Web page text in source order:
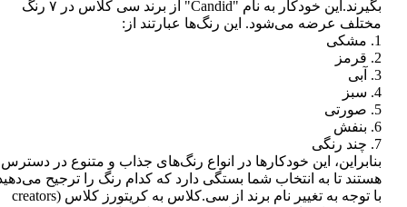
بگیرند.این خودکار به نام "Candid" از برند سی کلاس در ۷ رنگ
مختلف عرضه می‌شود. این رنگ‌ها عبارتند از:
1. مشکی
2. قرمز
3. آبی
4. سبز
5. صورتی
6. بنفش
7. چند رنگی
بنابراین، این خودکارها در انواع رنگ‌های جذاب و متنوع در دسترس
هستند تا به انتخاب شما بستگی دارد که کدام رنگ را ترجیح
با توجه به تغییر نام برند از سی.کلاس به کریتورز کلاس (creators